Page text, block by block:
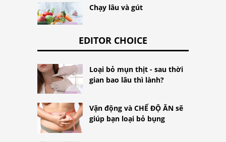
Chạy lâu và gút
EDITOR CHOICE
Loại bỏ mụn thịt - sau thời
gian bao lâu thì lành?
Vận động và CHẾ ĐỘ ĂN sẽ
giúp bạn loại bỏ bụng